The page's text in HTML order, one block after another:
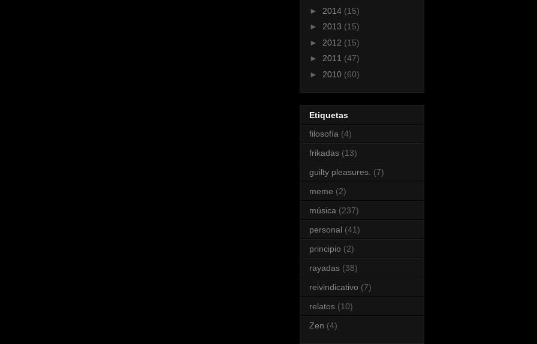
► 2014 (15)
► 2013 (15)
► 2012 (15)
► 2011 (47)
► 2010 (60)
Etiquetas
filosofía (4)
frikadas (13)
guilty pleasures. (7)
meme (2)
música (237)
personal (41)
principio (2)
rayadas (38)
reivindicativo (7)
relatos (10)
Zen (4)